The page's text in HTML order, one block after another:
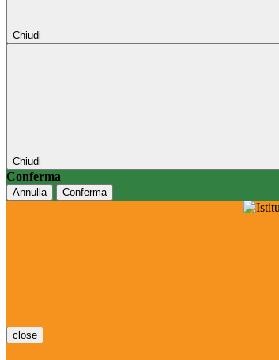
Chiudi
Chiudi
Conferma
Annulla Conferma
close